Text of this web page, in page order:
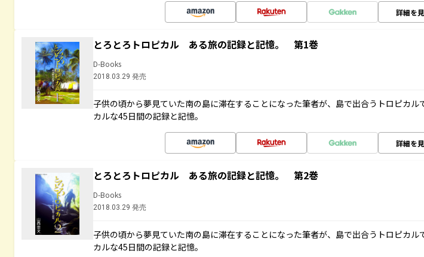
詳細を
とろとろトロピカル ある旅の記録と記憶。 第1巻
D-Books
2018.03.29 発売
子供の頃から夢見ていた南の島に滞在することになった筆者が、島で出合うトロピカル
カルな45日間の記録と記憶。
詳細を
とろとろトロピカル ある旅の記録と記憶。 第2巻
D-Books
2018.03.29 発売
子供の頃から夢見ていた南の島に滞在することになった筆者が、島で出合うトロピカル
カルな45日間の記録と記憶。